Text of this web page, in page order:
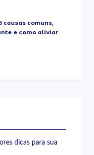
causas comuns,
e como aliviar
dicas para sua